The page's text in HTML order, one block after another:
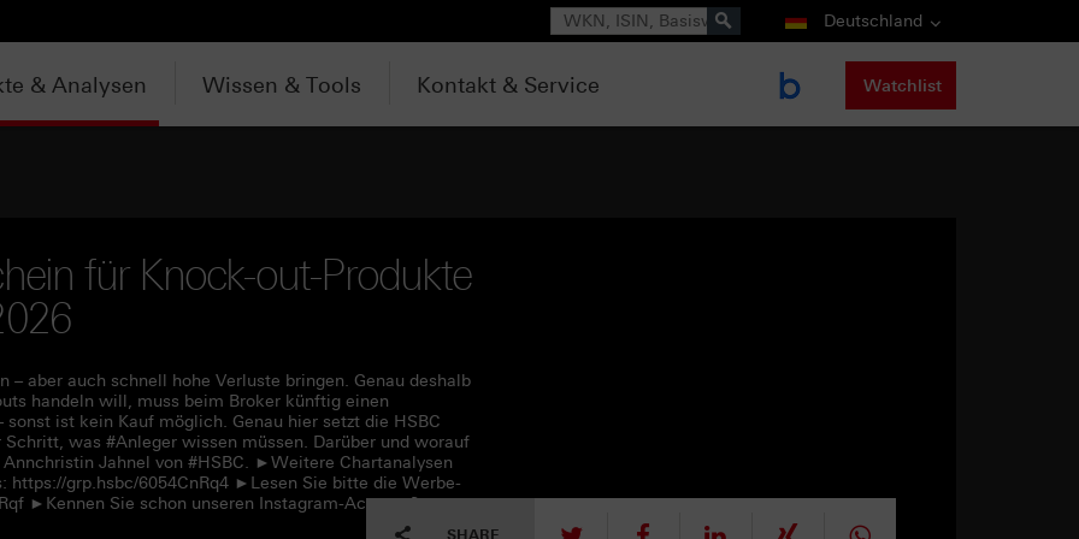
Suche Deutschland
& Analysen Wissen & Tools Kontakt & Service Watchlist
für Knock-out-Produkte
aber auch schnell hohe Verluste bringen. Genau deshalb
handeln will, muss beim Broker künftig einen
ist kein Kauf möglich. Genau hier setzt die HSBC
was #Anleger wissen müssen. Darüber und worauf
Jahnel von #HSBC. ►Weitere Chartanalysen
grp.hsbc/6054CnRq4 ►Lesen Sie bitte die Werbe-
►Kennen Sie schon unseren Instagram-Account?
SHARE tweet mitteilen